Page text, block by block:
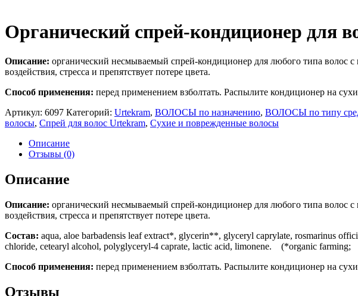
Органический спрей-кондиционер для
Описание: органический несмываемый спрей-кондиционер для любого типа волос
воздействия, стресса и препятствует потере цвета.
Способ применения: перед применением взболтать. Распылите кондиционер на
Артикул: 6097 Категорий: Urtekram, ВОЛОСЫ по назначению, ВОЛОСЫ по типу
волосы, Спрей для волос Urtekram, Сухие и поврежденные волосы
Описание
Отзывы (0)
Описание
Описание: органический несмываемый спрей-кондиционер для любого типа волос
воздействия, стресса и препятствует потере цвета.
Состав: aqua, aloe barbadensis leaf extract*, glycerin**, glyceryl caprylate, rosmarinus
chloride, cetearyl alcohol, polyglyceryl-4 caprate, lactic acid, limonene. (*organic
Способ применения: перед применением взболтать. Распылите кондиционер на
Отзывы